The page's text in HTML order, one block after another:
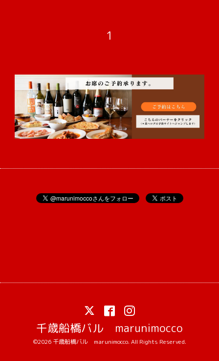
1
千歳船橋バル marunimocco
©2026 千歳船橋バル marunimocco. All Rights Reserved.